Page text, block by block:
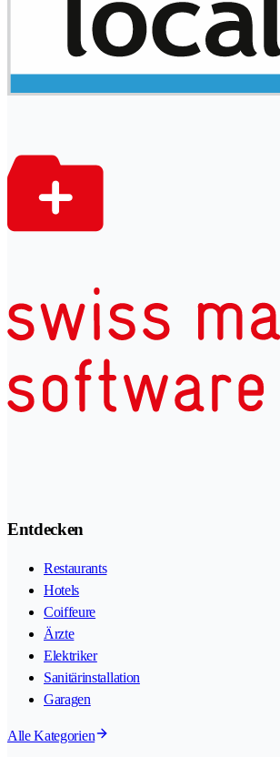
Entdecken
Restaurants
Hotels
Coiffeure
Ärzte
Elektriker
Sanitärinstallation
Garagen
Alle Kategorien